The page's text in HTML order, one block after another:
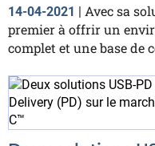
14-04-2021 | Avec sa
premier à offrir un
complet et une base de